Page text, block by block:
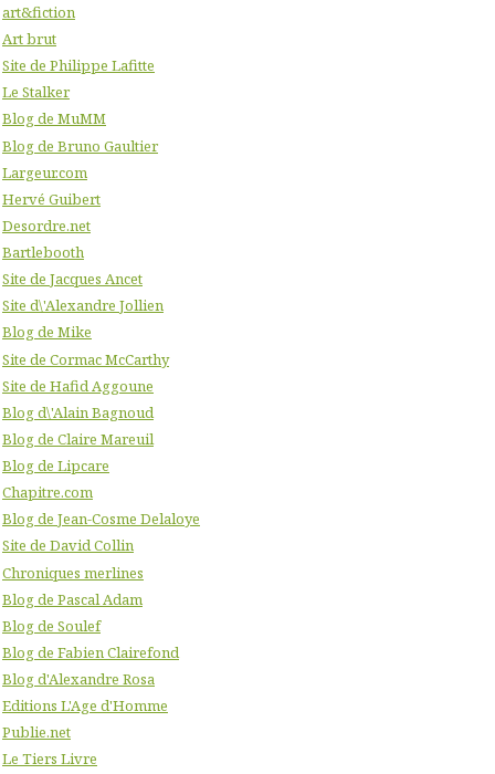
art&fiction
Art brut
Site de Philippe Lafitte
Le Stalker
Blog de MuMM
Blog de Bruno Gaultier
Largeur.com
Hervé Guibert
Desordre.net
Bartlebooth
Site de Jacques Ancet
Site d\'Alexandre Jollien
Blog de Mike
Site de Cormac McCarthy
Site de Hafid Aggoune
Blog d\'Alain Bagnoud
Blog de Claire Mareuil
Blog de Lipcare
Chapitre.com
Blog de Jean-Cosme Delaloye
Site de David Collin
Chroniques merlines
Blog de Pascal Adam
Blog de Soulef
Blog de Fabien Clairefond
Blog d'Alexandre Rosa
Editions L'Age d'Homme
Publie.net
Le Tiers Livre